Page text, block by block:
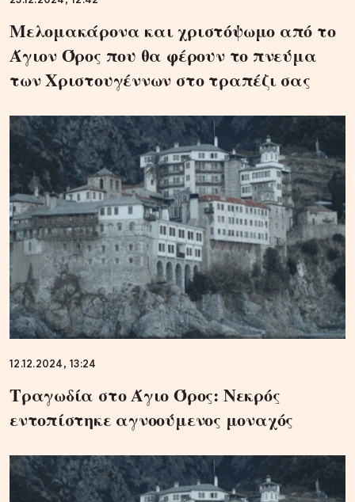
Μελομακάρονα και χριστόψωμο από το
Άγιον Όρος που θα φέρουν το πνεύμα
των Χριστουγέννων στο τραπέζι σας
12.12.2024, 13:24
Τραγωδία στο Άγιο Όρος: Νεκρός
εντοπίστηκε αγνοούμενος μοναχός